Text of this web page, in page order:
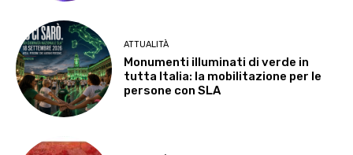
ATTUALITÀ
Monumenti illuminati di verde in
tutta Italia: la mobilitazione per le
persone con SLA